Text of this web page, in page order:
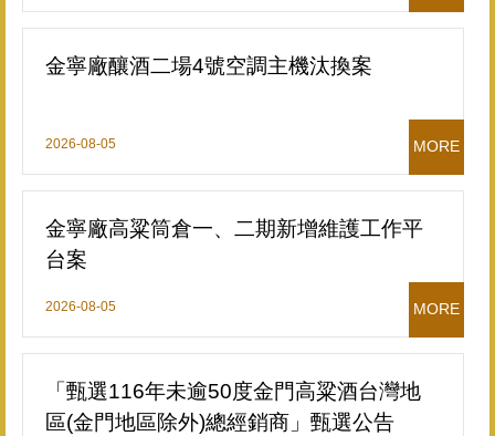
金寧廠釀酒二場4號空調主機汰換案
2026-08-05 MORE
金寧廠高粱筒倉一、二期新增維護工作平
台案
2026-08-05 MORE
「甄選116年未逾50度金門高粱酒台灣地
區(金門地區除外)總經銷商」甄選公告